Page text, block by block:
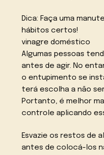
Dica: Faça uma
hábitos certos!
vinagre doméstico
Algumas pessoas
antes de agir. No
o entupimento se
terá escolha a não
Portanto, é melhor
controle aplicando
Esvazie os restos de
antes de colocá-los